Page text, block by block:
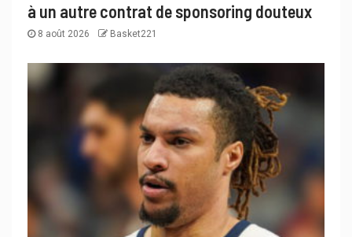
à un autre contrat de sponsoring douteux
8 août 2026 Basket221